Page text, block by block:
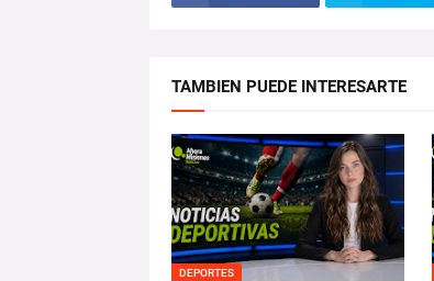
TAMBIEN PUEDE INTERESARTE
DEPORTES